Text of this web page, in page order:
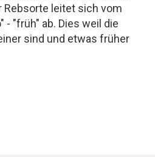
Rebsorte leitet sich vom
- "früh" ab. Dies weil die
sind und etwas früher